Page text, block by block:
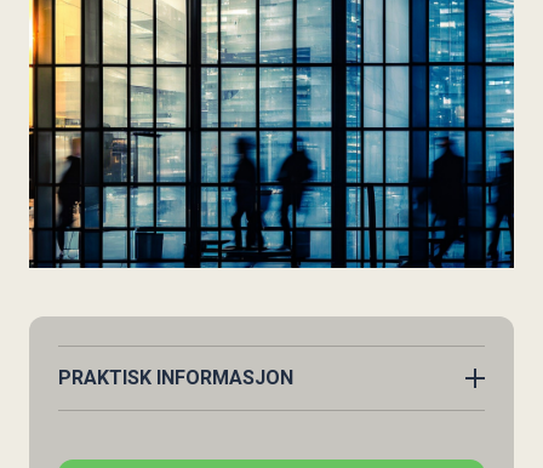
PRAKTISK INFORMASJON